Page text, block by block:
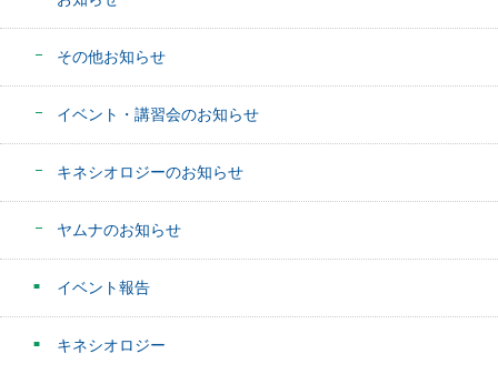
その他お知らせ
イベント・講習会のお知らせ
キネシオロジーのお知らせ
ヤムナのお知らせ
イベント報告
キネシオロジー